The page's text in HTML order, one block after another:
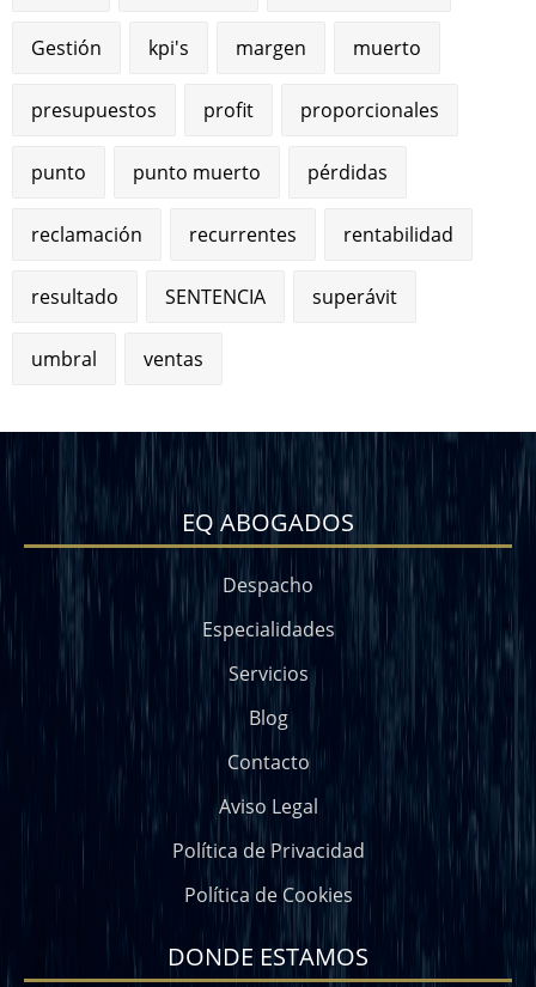
Gestión kpi's margen muerto
presupuestos profit proporcionales
punto punto muerto pérdidas
reclamación recurrentes rentabilidad
resultado SENTENCIA superávit
umbral ventas
EQ ABOGADOS
Despacho
Especialidades
Servicios
Blog
Contacto
Aviso Legal
Política de Privacidad
Política de Cookies
DONDE ESTAMOS